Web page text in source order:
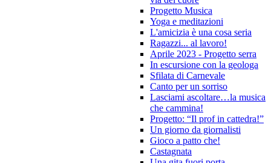
Progetto Musica
Yoga e meditazioni
L'amicizia è una cosa seria
Ragazzi... al lavoro!
Aprile 2023 - Progetto serra
In escursione con la geologa
Sfilata di Carnevale
Canto per un sorriso
Lasciami ascoltare…la musica
che cammina!
Progetto: “Il prof in cattedra!”
Un giorno da giornalisti
Gioco a patto che!
Castagnata